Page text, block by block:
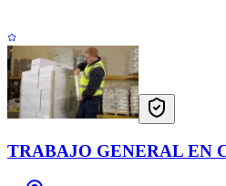
TRABAJO GENERAL EN